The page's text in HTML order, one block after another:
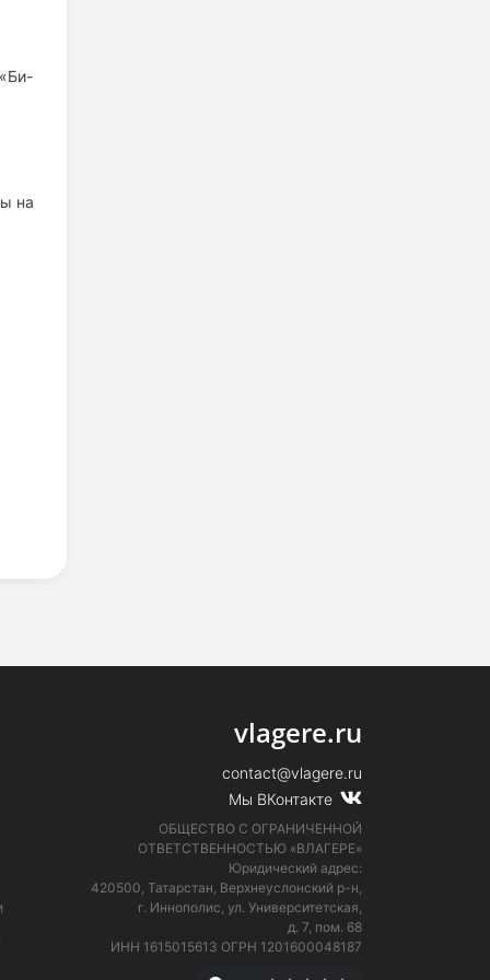
на
vlagere.ru
contact@vlagere.ru
Мы ВКонтакте
ОБЩЕСТВО С ОГРАНИЧЕННОЙ
ОТВЕТСТВЕННОСТЬЮ «ВЛАГЕРЕ»
Юридический адрес:
420500, Татарстан, Верхнеуслонский р-н,
г. Иннополис, ул. Университетская,
д. 7, пом. 68
ИНН 1615015613 ОГРН 1201600048187